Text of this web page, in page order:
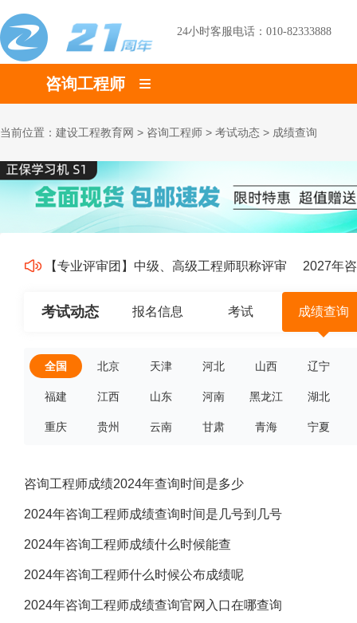
24小时客服电话：010-82333888
咨询工程师
当前位置： 建设工程教育网 > 咨询工程师 > 考试动态 > 成绩查询
【专业评审团】中级、高级工程师职称评审 2027年咨
考试动态 报名信息 考试 成绩查询
全国 北京 天津 河北 山西 辽宁
福建 江西 山东 河南 黑龙江 湖北
重庆 贵州 云南 甘肃 青海 宁夏
咨询工程师成绩2024年查询时间是多少
2024年咨询工程师成绩查询时间是几号到几号
2024年咨询工程师成绩什么时候能查
2024年咨询工程师什么时候公布成绩呢
2024年咨询工程师成绩查询官网入口在哪查询